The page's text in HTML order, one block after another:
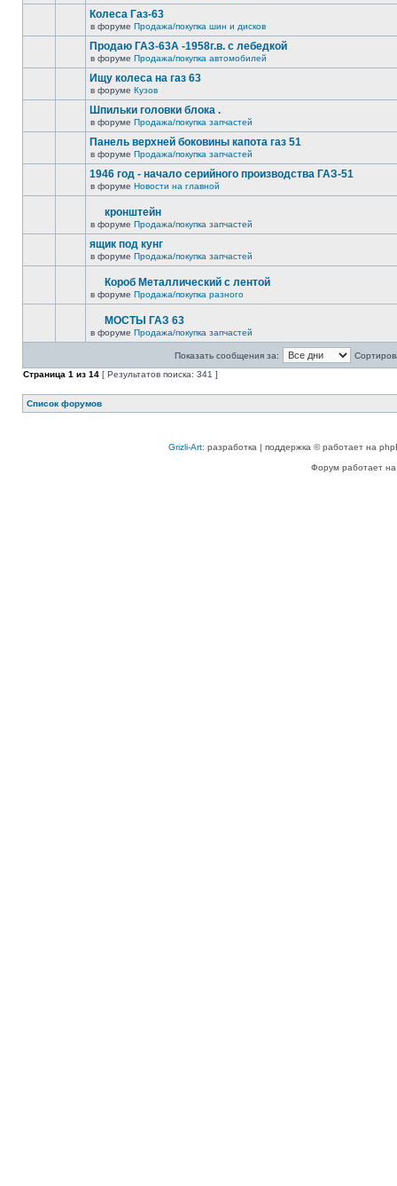
Колеса Газ-63
в форуме Продажа/покупка шин и дисков
Продаю ГАЗ-63А -1958г.в. с лебедкой
в форуме Продажа/покупка автомобилей
Ищу колеса на газ 63
в форуме Кузов
Шпильки головки блока .
в форуме Продажа/покупка запчастей
Панель верхней боковины капота газ 51
в форуме Продажа/покупка запчастей
1946 год - начало серийного производства ГАЗ-51
в форуме Новости на главной
кронштейн
в форуме Продажа/покупка запчастей
ящик под кунг
в форуме Продажа/покупка запчастей
Короб Металлический с лентой
в форуме Продажа/покупка разного
МОСТЫ ГАЗ 63
в форуме Продажа/покупка запчастей
Показать сообщения за:
Страница 1 из 14 [ Результатов поиска: 341 ]
Список форумов
Grizli-Art: разработка | поддержка © работает на
Форум работает